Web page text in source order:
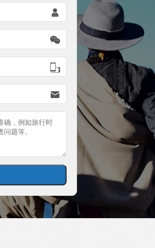



